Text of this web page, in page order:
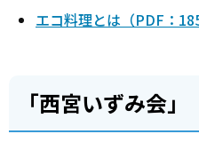
エコ料理とは（PDF：
「西宮いずみ会」